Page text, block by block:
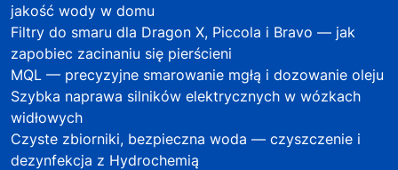
jakość wody w domu
Filtry do smaru dla Dragon X, Piccola i Bravo — jak
zapobiec zacinaniu się pierścieni
MQL — precyzyjne smarowanie mgłą i dozowanie oleju
Szybka naprawa silników elektrycznych w wózkach
widłowych
Czyste zbiorniki, bezpieczna woda — czyszczenie i
dezynfekcja z Hydrochemią